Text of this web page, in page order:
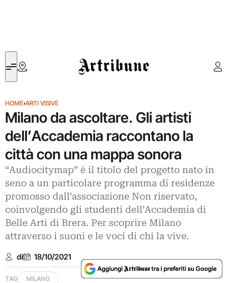
Artribune
HOME›ARTI VISIVE
Milano da ascoltare. Gli artisti
dell’Accademia raccontano la
città con una mappa sonora
“Audiocitymap” è il titolo del progetto nato in
seno a un particolare programma di residenze
promosso dall’associazione Non riservato,
coinvolgendo gli studenti dell’Accademia di
Belle Arti di Brera. Per scoprire Milano
attraverso i suoni e le voci di chi la vive.
di 18/10/2021
TAG MILANO